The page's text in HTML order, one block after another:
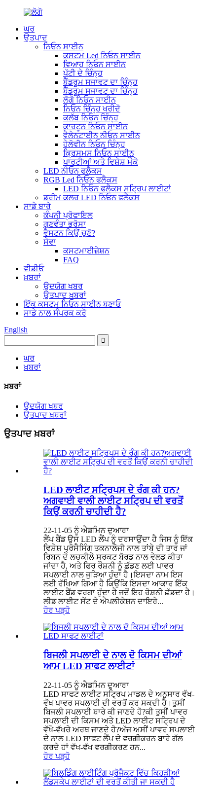
ਘਰ
ਉਤਪਾਦ
ਨਿਓਨ ਸਾਈਨ
ਕਸਟਮ Led ਨਿਓਨ ਸਾਈਨ
ਵਿਆਹ ਨਿਓਨ ਸਾਈਨ
ਪੱਟੀ ਦੇ ਚਿੰਨ੍ਹ
ਬੈੱਡਰੂਮ ਸਜਾਵਟ ਦਾ ਚਿੰਨ੍ਹ
ਬੈੱਡਰੂਮ ਸਜਾਵਟ ਦਾ ਚਿੰਨ੍ਹ
ਲੋਗੋ ਨਿਓਨ ਸਾਈਨ
ਨਿਓਨ ਚਿੰਨ੍ਹ ਖਰੀਦੋ
ਕਲੱਬ ਨਿਓਨ ਚਿੰਨ੍ਹ
ਕਾਰਟੂਨ ਨਿਓਨ ਸਾਈਨ
ਵੈਲੇਨਟਾਈਨ ਨੀਓਨ ਸਾਈਨ
ਹੇਲੋਵੀਨ ਨਿਓਨ ਚਿੰਨ੍ਹ
ਕ੍ਰਿਸਮਸ ਨਿਓਨ ਸਾਈਨ
ਪਾਰਟੀਆਂ ਅਤੇ ਵਿਸ਼ੇਸ਼ ਮੌਕੇ
LED ਨੀਓਨ ਫਲੈਕਸ
RGB Led ਨਿਓਨ ਫਲੈਕਸ
LED ਨਿਓਨ ਫਲੈਕਸ ਸਟ੍ਰਿਪ ਲਾਈਟਾਂ
ਡਰੀਮ ਕਲਰ LED ਨਿਓਨ ਫਲੈਕਸ
ਸਾਡੇ ਬਾਰੇ
ਕੰਪਨੀ ਪ੍ਰੋਫਾਇਲ
ਗੁਣਵੰਤਾ ਭਰੋਸਾ
ਵੈਸਟਨ ਕਿਉਂ ਚੁਣੋ?
ਸੇਵਾ
ਕਸਟਮਾਈਜ਼ੇਸ਼ਨ
FAQ
ਵੀਡੀਓ
ਖ਼ਬਰਾਂ
ਉਦਯੋਗ ਖਬਰ
ਉਤਪਾਦ ਖ਼ਬਰਾਂ
ਇੱਕ ਕਸਟਮ ਨਿਓਨ ਸਾਈਨ ਬਣਾਓ
ਸਾਡੇ ਨਾਲ ਸੰਪਰਕ ਕਰੋ
English
ਘਰ
ਖ਼ਬਰਾਂ
ਖ਼ਬਰਾਂ
ਉਦਯੋਗ ਖਬਰ
ਉਤਪਾਦ ਖ਼ਬਰਾਂ
ਉਤਪਾਦ ਖ਼ਬਰਾਂ
LED ਲਾਈਟ ਸਟ੍ਰਿਪਸ ਦੇ ਰੰਗ ਕੀ ਹਨ?
ਅਗਵਾਈ ਵਾਲੀ ਲਾਈਟ ਸਟ੍ਰਿਪ ਦੀ ਵਰਤੋਂ
ਕਿਉਂ ਕਰਨੀ ਚਾਹੀਦੀ ਹੈ?
22-11-05 ਨੂੰ ਐਡਮਿਨ ਦੁਆਰਾ
ਲੈਂਪ ਬੈਂਡ ਉਸ LED ਲੈਂਪ ਨੂੰ ਦਰਸਾਉਂਦਾ ਹੈ ਜਿਸ ਨੂੰ ਇੱਕ
ਵਿਸ਼ੇਸ਼ ਪ੍ਰੋਸੈਸਿੰਗ ਤਕਨਾਲੋਜੀ ਨਾਲ ਤਾਂਬੇ ਦੀ ਤਾਰ ਜਾਂ
ਰਿਬਨ ਦੇ ਲਚਕੀਲੇ ਸਰਕਟ ਬੋਰਡ ਨਾਲ ਵੇਲਡ ਕੀਤਾ
ਜਾਂਦਾ ਹੈ, ਅਤੇ ਫਿਰ ਰੌਸ਼ਨੀ ਨੂੰ ਛੱਡਣ ਲਈ ਪਾਵਰ
ਸਪਲਾਈ ਨਾਲ ਜੁੜਿਆ ਹੁੰਦਾ ਹੈ।ਇਸਦਾ ਨਾਮ ਇਸ
ਲਈ ਰੱਖਿਆ ਗਿਆ ਹੈ ਕਿਉਂਕਿ ਇਸਦਾ ਆਕਾਰ ਇੱਕ
ਲਾਈਟ ਬੈਂਡ ਵਰਗਾ ਹੁੰਦਾ ਹੈ ਜਦੋਂ ਇਹ ਰੋਸ਼ਨੀ ਛੱਡਦਾ ਹੈ।
ਲੀਡ ਲਾਈਟ ਸੇਂਟ ਦੇ ਐਪਲੀਕੇਸ਼ਨ ਦਾਇਰੇ...
ਹੋਰ ਪੜ੍ਹੋ
ਬਿਜਲੀ ਸਪਲਾਈ ਦੇ ਨਾਲ ਦੋ ਕਿਸਮ ਦੀਆਂ
ਆਮ LED ਸਾਫਟ ਲਾਈਟਾਂ
22-11-05 ਨੂੰ ਐਡਮਿਨ ਦੁਆਰਾ
LED ਸਾਫਟ ਲਾਈਟ ਸਟ੍ਰਿਪ ਮਾਡਲ ਦੇ ਅਨੁਸਾਰ ਵੱਖ-
ਵੱਖ ਪਾਵਰ ਸਪਲਾਈ ਦੀ ਵਰਤੋਂ ਕਰ ਸਕਦੀ ਹੈ।ਤੁਸੀਂ
ਬਿਜਲੀ ਸਪਲਾਈ ਬਾਰੇ ਕੀ ਜਾਣਦੇ ਹੋ?ਕੀ ਤੁਸੀਂ ਪਾਵਰ
ਸਪਲਾਈ ਦੀ ਕਿਸਮ ਅਤੇ LED ਲਾਈਟ ਸਟ੍ਰਿਪ ਦੇ
ਵੱਖੋ-ਵੱਖਰੇ ਅਰਥ ਜਾਣਦੇ ਹੋ?ਅੱਜ ਅਸੀਂ ਪਾਵਰ ਸਪਲਾਈ
ਦੇ ਨਾਲ LED ਸਾਫਟ ਲੈਂਪ ਦੇ ਵਰਗੀਕਰਨ ਬਾਰੇ ਗੱਲ
ਕਰਦੇ ਹਾਂ ਵੱਖ-ਵੱਖ ਵਰਗੀਕਰਣ ਹਨ...
ਹੋਰ ਪੜ੍ਹੋ